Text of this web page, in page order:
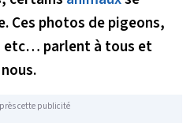
Ces photos de pigeons,
etc… parlent à tous et
cette publicité